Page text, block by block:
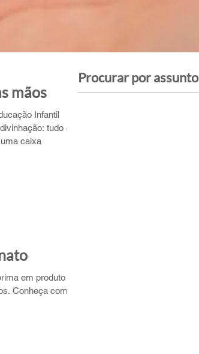
mãos
Infantil
tudo o
caixa
em produto
Conheça como
Procurar por assunto